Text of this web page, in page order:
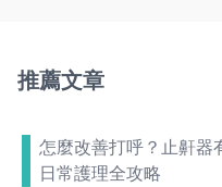
推薦文章
怎麼改善打呼？止鼾器
日常護理全攻略